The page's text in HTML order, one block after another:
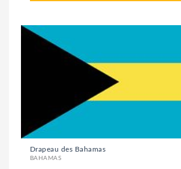
Drapeau des Bahamas
BAHAMAS